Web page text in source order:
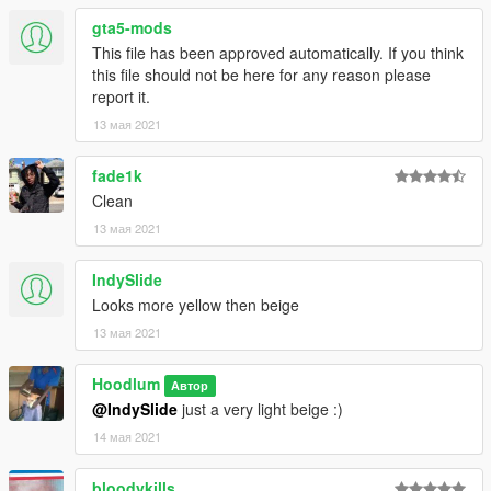
gta5-mods
This file has been approved automatically. If you think
this file should not be here for any reason please
report it.
13 мая 2021
fade1k
Clean
13 мая 2021
IndySlide
Looks more yellow then beige
13 мая 2021
Hoodlum Автор
@IndySlide just a very light beige :)
14 мая 2021